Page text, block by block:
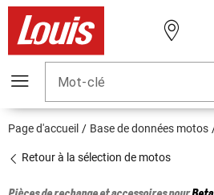
Mot-clé
Page d'accueil Base de données motos
Retour à la sélection de motos